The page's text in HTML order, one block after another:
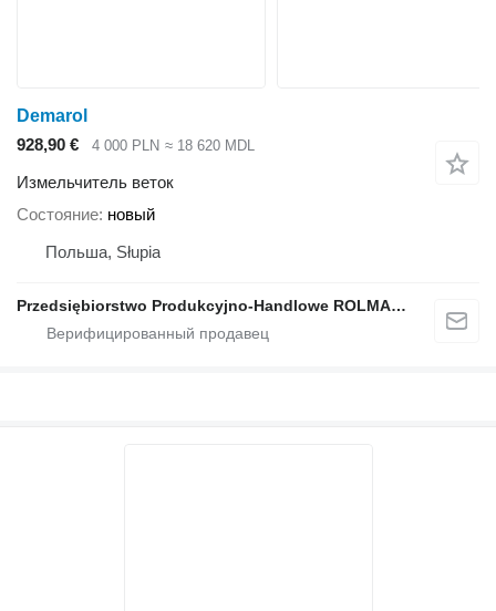
Demarol
928,90 €
4 000 PLN ≈ 18 620 MDL
Измельчитель веток
Состояние новый
Польша, Słupia
Przedsiębiorstwo Produkcyjno-Handlowe ROLMAPOL Marcin Dziekan